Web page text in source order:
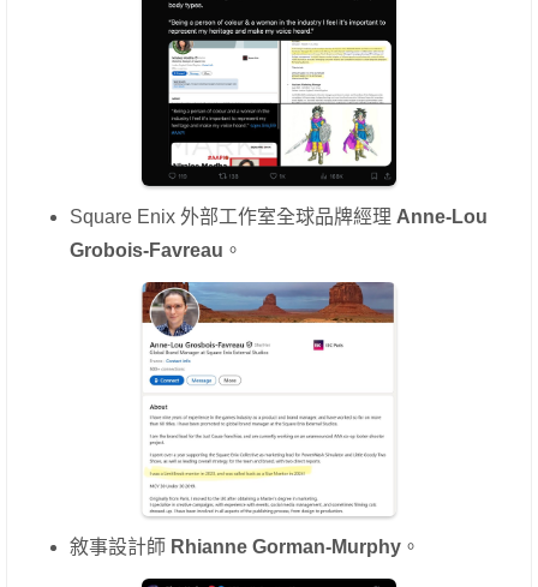
Square Enix 外部工作室全球品牌經理 Anne-Lou
Grobois-Favreau 。
敘事設計師 Rhianne Gorman-Murphy 。